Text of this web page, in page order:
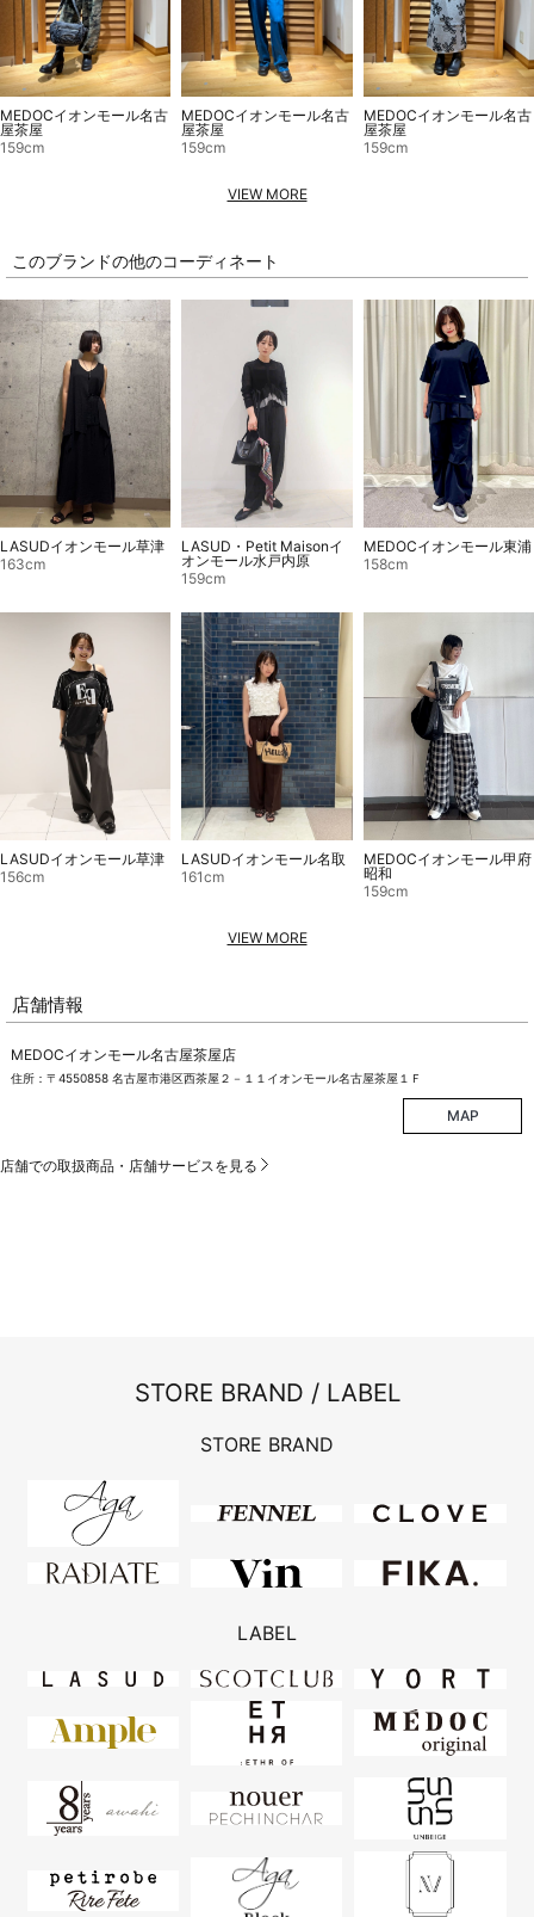
MEDOCイオンモール名古
屋茶屋
159cm
MEDOCイオンモール名古
屋茶屋
159cm
MEDOCイオンモール名古
屋茶屋
159cm
VIEW MORE
このブランドの他のコーディネート
LASUDイオンモール草津
163cm
LASUD・Petit Maisonイ
オンモール水戸内原
159cm
MEDOCイオンモール東浦
158cm
LASUDイオンモール草津
156cm
LASUDイオンモール名取
161cm
MEDOCイオンモール甲府
昭和
159cm
VIEW MORE
店舗情報
MEDOCイオンモール名古屋茶屋店
住所：〒4550858 名古屋市港区西茶屋２－１１イオンモール名古屋茶屋１Ｆ
MAP
店舗での取扱商品・店舗サービスを見る
STORE BRAND / LABEL
STORE BRAND
LABEL